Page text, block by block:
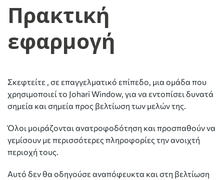
Πρακτική
εφαρμογή
Σκεφτείτε , σε επαγγελματικό επίπεδο, μια ομάδα που
χρησιμοποιεί το Johari Window, για να εντοπίσει δυνατά
σημεία και σημεία προς βελτίωση των μελών της.
Όλοι μοιράζονται ανατροφοδότηση και προσπαθούν να
γεμίσουν με περισσότερες πληροφορίες την ανοιχτή
περιοχή τους.
Αυτό δεν θα οδηγούσε αναπόφευκτα και στη βελτίωση